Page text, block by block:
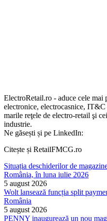
ElectroRetail.ro - aduce cele mai
electronice, electrocasnice,
marile reţele de electro-retail şi
industrie.
Ne găsești și pe LinkedIn:
Citește și RetailFMCG.ro
Situația deschiderilor de
România, în luna iulie 2026
5 august 2026
Wolt lansează funcția split
România
5 august 2026
PENNY inaugurează un nou